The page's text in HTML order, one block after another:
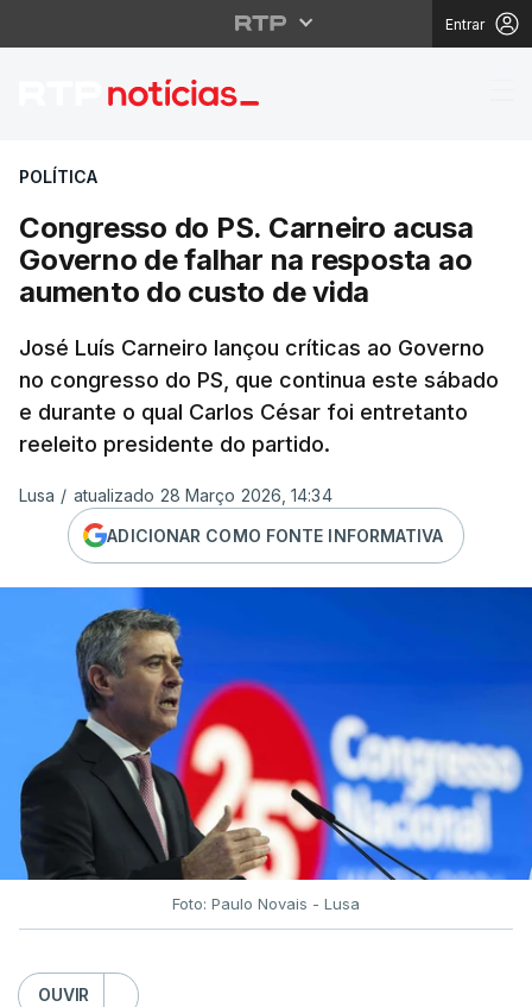
Entrar
Congresso do PS.
POLÍTICA
Congresso do PS. Carneiro acusa
Governo de falhar na resposta ao
aumento do custo de vida
José Luís Carneiro lançou críticas ao Governo
no congresso do PS, que continua este sábado
e durante o qual Carlos César foi entretanto
reeleito presidente do partido.
Lusa / atualizado 28 Março 2026, 14:34
ADICIONAR COMO FONTE INFORMATIVA
Foto: Paulo Novais - Lusa
OUVIR